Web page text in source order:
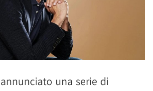
una serie di